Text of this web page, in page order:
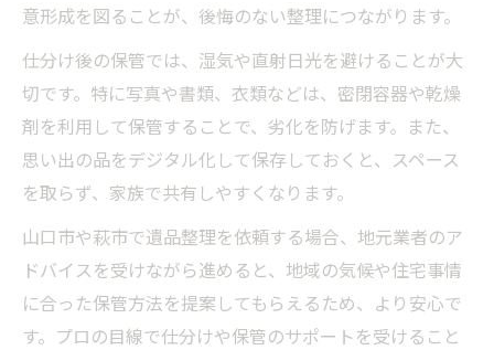
意形成を図ることが、後悔のない整理につながります。
仕分け後の保管では、湿気や直射日光を避けることが大
切です。特に写真や書類、衣類などは、密閉容器や乾燥
剤を利用して保管することで、劣化を防げます。また、
思い出の品をデジタル化して保存しておくと、スペース
を取らず、家族で共有しやすくなります。
山口市や萩市で遺品整理を依頼する場合、地元業者のア
ドバイスを受けながら進めると、地域の気候や住宅事情
に合った保管方法を提案してもらえるため、より安心で
す。プロの目線で仕分けや保管のサポートを受けること